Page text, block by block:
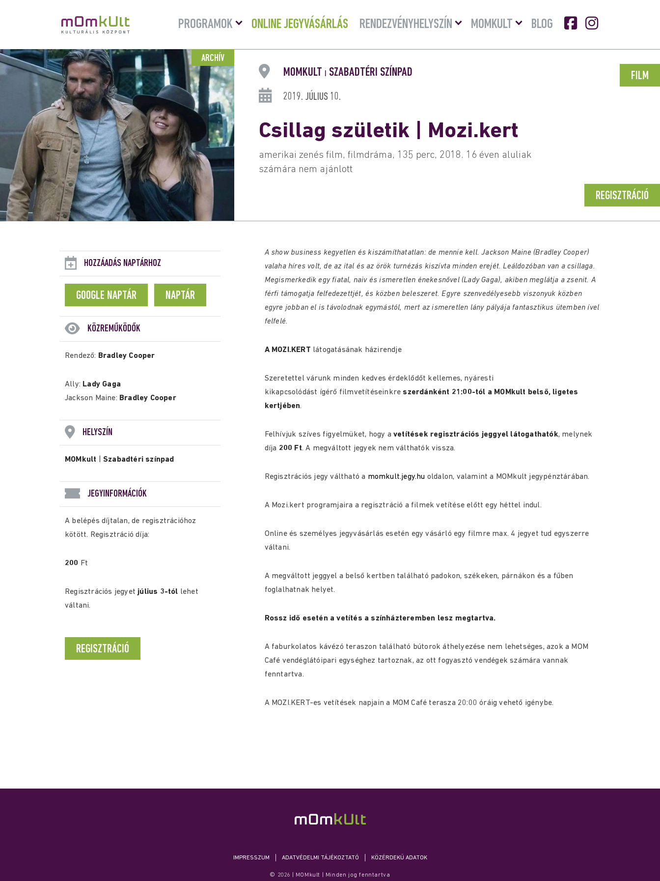
PROGRAMOK
Menü
lenyitása
ONLINE JEGYVÁSÁRLÁS RENDEZVÉNYHELYSZÍN
Menü
lenyitásaMOMKULT
Menü
lenyitása
BLOG
ARCHÍV
FILM
MOMKULT SZABADTÉRI SZÍNPAD
2019. JÚLIUS 10.
Csillag születik | Mozi.kert
amerikai zenés film, filmdráma, 135 perc, 2018. 16 éven aluliak
számára nem ajánlott
REGISZTRÁCIÓ
HOZZÁADÁS NAPTÁRHOZ
GOOGLE NAPTÁR NAPTÁR
KÖZREMŰKÖDŐK
Rendező: Bradley Cooper
Ally: Lady Gaga
Jackson Maine: Bradley Cooper
HELYSZÍN
MOMkult |Szabadtéri színpad
JEGYINFORMÁCIÓK
A belépés díjtalan, de regisztrációhoz
kötött. Regisztráció díja:
200 Ft
Regisztrációs jegyet július 3-tól lehet
váltani.
REGISZTRÁCIÓ
A show business kegyetlen és kiszámíthatatlan: de mennie kell. Jackson Maine (Bradley Cooper)
valaha híres volt, de az ital és az örök turnézás kiszívta minden erejét. Leáldozóban van a csillaga.
Megismerkedik egy fiatal, naiv és ismeretlen énekesnővel (Lady Gaga), akiben meglátja a zsenit. A
férfi támogatja felfedezettjét, és közben beleszeret. Egyre szenvedélyesebb viszonyuk közben
egyre jobban el is távolodnak egymástól, mert az ismeretlen lány pályája fantasztikus ütemben ível
felfelé.
A MOZI.KERT látogatásának házirendje
Szeretettel várunk minden kedves érdeklődőt kellemes, nyáresti
kikapcsolódást ígérő filmvetítéseinkre szerdánként 21:00-tól a MOMkult belső, ligetes
kertjében.
Felhívjuk szíves figyelmüket, hogy avetítések regisztrációs jeggyel látogathatók, melynek
díja 200 Ft. A megváltott jegyek nem válthatók vissza.
Regisztrációs jegy váltható a momkult.jegy.hu oldalon, valamint a MOMkult jegypénztárában.
A Mozi.kert programjaira a regisztráció a filmek vetítése előtt egy héttel indul.
Online és személyes jegyvásárlás esetén egy vásárló egy filmre max. 4 jegyet tud egyszerre
váltani.
A megváltott jeggyel a belső kertben található padokon, székeken, párnákon és a fűben
foglalhatnak helyet.
Rossz idő esetén a vetítés a színházteremben lesz megtartva.
A faburkolatos kávézó teraszon található bútorok áthelyezése nem lehetséges, azok a MOM
Café vendéglátóipari egységhez tartoznak, az ott fogyasztó vendégek számára vannak
fenntartva.
A MOZI.KERT-es vetítések napjain a MOM Café terasza 20:00 óráig vehető igénybe.
IMPRESSZUM ADATVÉDELMI TÁJÉKOZTATÓ KÖZÉRDEKŰ ADATOK
© 2026 | MOMkult | Minden jog fenntartva